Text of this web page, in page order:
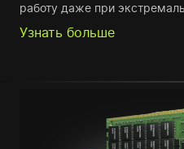
работу даже при
Узнать больше